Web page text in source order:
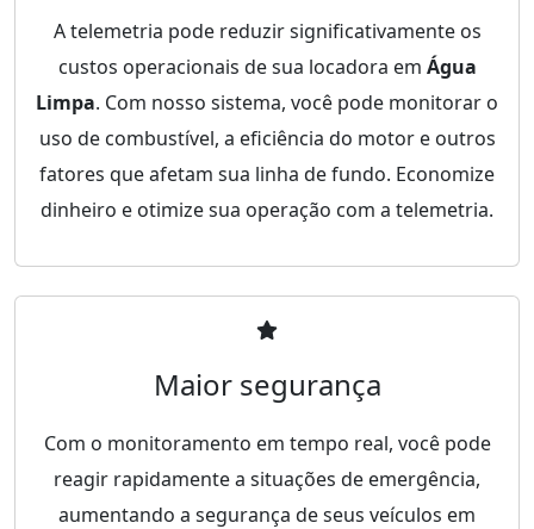
A telemetria pode reduzir significativamente os
custos operacionais de sua locadora em Água
Limpa. Com nosso sistema, você pode monitorar o
uso de combustível, a eficiência do motor e outros
fatores que afetam sua linha de fundo. Economize
dinheiro e otimize sua operação com a telemetria.
Maior segurança
Com o monitoramento em tempo real, você pode
reagir rapidamente a situações de emergência,
aumentando a segurança de seus veículos em